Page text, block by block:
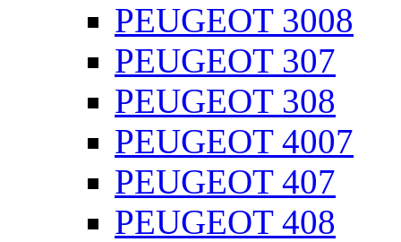
PEUGEOT 3008
PEUGEOT 307
PEUGEOT 308
PEUGEOT 4007
PEUGEOT 407
PEUGEOT 408